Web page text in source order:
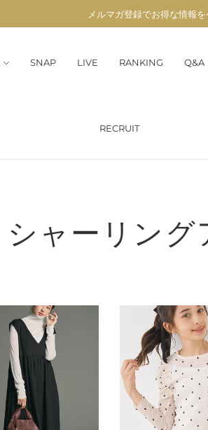
メルマガ登録でお得な情報を
SNAP LIVE RANKING Q&A
RECRUIT
シャーリング